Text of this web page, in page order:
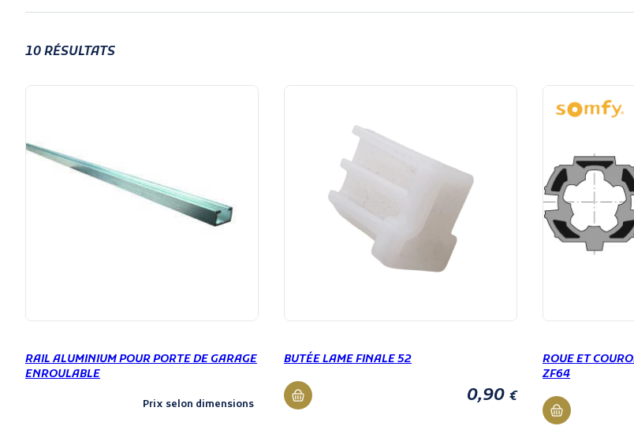
10 RÉSULTATS
RAIL ALUMINIUM POUR PORTE DE GARAGE
ENROULABLE
Prix selon dimensions
BUTÉE LAME FINALE 52
0,90 €
ROUE ET
ZF64